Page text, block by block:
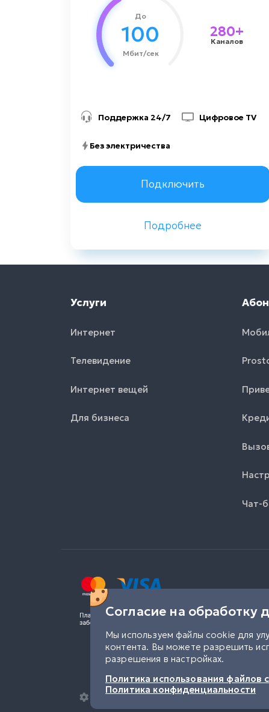
До
100
Мбит/сек
280+
Каналов
Поддержка 24/7 Цифровое TV
Без электричества
Подключить
Подробнее
Стоимость подключения
1500 грн
Заказать консультацию
Назад
Услуги
Интернет
Телевидение
Интернет вещей
Для бизнеса
Чат-
Настройка конфиденциальности
Согласие на обработку
Мы используем файлы cookie для
контента. Вы можете разрешить
разрешения в настройках.
Политика использования файлов
Политика конфиденциальности